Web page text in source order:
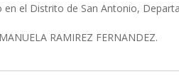
en el Distrito de San Antonio,
RAMIREZ FERNANDEZ.